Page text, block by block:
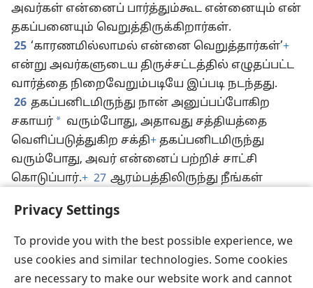
Privacy Settings
To provide you with the best possible experience, we
use cookies and similar technologies. Some cookies
are necessary to make our website work and cannot
பாவம் இருந்திருக்காது.+ஆனால், இப்போது
அவர்கள் என்னைப் பார்த்தும்கூட என்னையும் என்
தகப்பனையும் வெறுத்திருக்கிறார்கள்.
25 ‘காரணமில்லாமல் என்னை வெறுத்தார்கள்’+
என்று அவர்களுடைய திருச்சட்டத்தில் எழுதப்பட்ட
வார்த்தை நிறைவேறும்படியே இப்படி நடந்தது.
26 தகப்பனிடமிருந்து நான் அனுப்பப்போகிற
சகாயர் * வரும்போது, அதாவது சத்தியத்தை
வெளிப்படுத்துகிற சக்தி+தகப்பனிடமிருந்து
வரும்போது, அவர் என்னைப் பற்றிச் சாட்சி
என்னோடு இருப்பதால், நீங்களும் என்னைப்
பற்றிச் சாட்சி கொடுக்க வேண்டும். +